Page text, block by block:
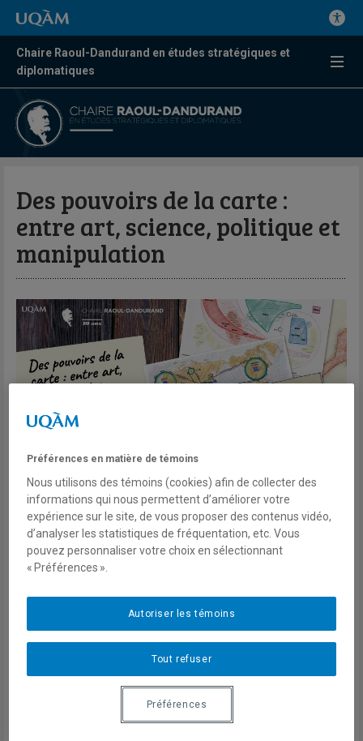
Chaire Raoul-Dandurand en études stratégiques et
diplomatiques
Des pouvoirs de la carte :
entre art, science, politique et
manipulation
Jeudi 13 novembre, 18h
Salon orange (Centre Pierre-Péladeau-UQAM)
Pour vous inscrire (obligatoire)
Nous regardons et nous « lisons » les cartes, et nous réalisons
que leur pouvoir le plus puissant, c’est cette formidable capacité
à nous emmener dans un monde revisité. Véritables « machines
Préférences en matière de témoins
Nous utilisons des témoins (cookies) afin de collecter des
informations qui nous permettent d’améliorer votre
expérience sur le site, de vous proposer des contenus vidéo,
d’analyser les statistiques de fréquentation, etc. Vous
pouvez personnaliser votre choix en sélectionnant
« Préférences ».
Tout refuser
Autoriser les témoins
Préférences